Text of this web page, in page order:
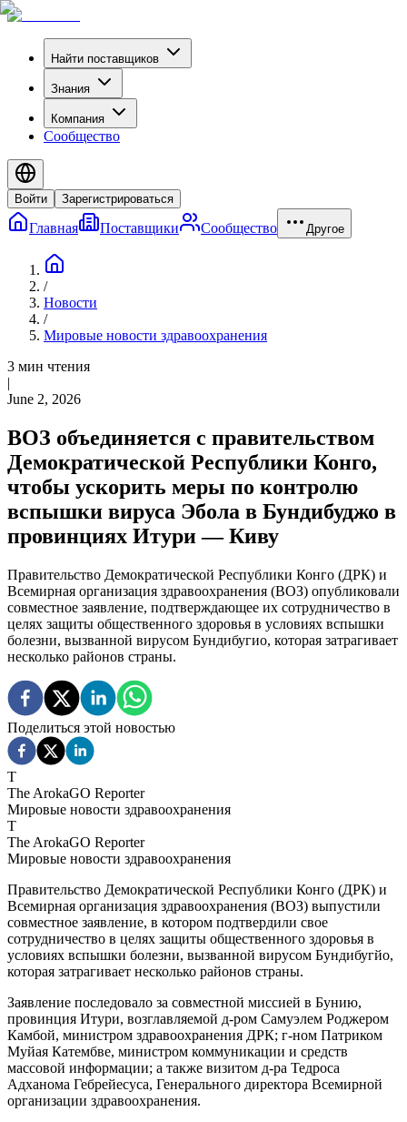
Найти поставщиков
Знания
Компания
Сообщество
Войти Зарегистрироваться
Главная Поставщики Сообщество Другое
/
Новости
/
Мировые новости здравоохранения
3 мин чтения
|
June 2, 2026
ВОЗ объединяется с правительством
Демократической Республики Конго,
чтобы ускорить меры по контролю
вспышки вируса Эбола в Бундибуджо в
провинциях Итури — Киву
Правительство Демократической Республики Конго (ДРК) и
Всемирная организация здравоохранения (ВОЗ) опубликовали
совместное заявление, подтверждающее их сотрудничество в
целях защиты общественного здоровья в условиях вспышки
болезни, вызванной вирусом Бундибугио, которая затрагивает
несколько районов страны.
Поделиться этой новостью
T
The ArokaGO Reporter
Мировые новости здравоохранения
T
The ArokaGO Reporter
Мировые новости здравоохранения
Правительство Демократической Республики Конго (ДРК) и
Всемирная организация здравоохранения (ВОЗ) выпустили
совместное заявление, в котором подтвердили свое
сотрудничество в целях защиты общественного здоровья в
условиях вспышки болезни, вызванной вирусом Бундибугйо,
которая затрагивает несколько районов страны.
Заявление последовало за совместной миссией в Бунию,
провинция Итури, возглавляемой д-ром Самуэлем Роджером
Камбой, министром здравоохранения ДРК; г-ном Патриком
Муйая Катембве, министром коммуникации и средств
массовой информации; а также визитом д-ра Тедроса
Адханома Гебрейесуса, Генерального директора Всемирной
организации здравоохранения.